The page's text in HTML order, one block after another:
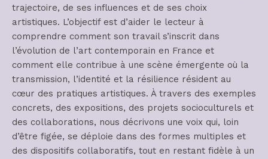
trajectoire, de ses influences et de ses choix
artistiques. L’objectif est d’aider le lecteur à
comprendre comment son travail s’inscrit dans
l’évolution de l’art contemporain en France et
comment elle contribue à une scène émergente où la
transmission, l’identité et la résilience résident au
cœur des pratiques artistiques. À travers des exemples
concrets, des expositions, des projets socioculturels et
des collaborations, nous décrivons une voix qui, loin
d’être figée, se déploie dans des formes multiples et
des dispositifs collaboratifs, tout en restant fidèle à un